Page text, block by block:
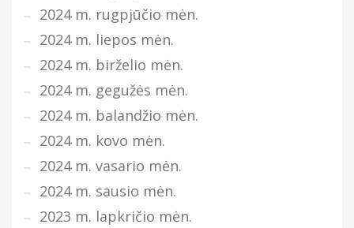
2024 m. rugpjūčio mėn.
2024 m. liepos mėn.
2024 m. birželio mėn.
2024 m. gegužės mėn.
2024 m. balandžio mėn.
2024 m. kovo mėn.
2024 m. vasario mėn.
2024 m. sausio mėn.
2023 m. lapkričio mėn.